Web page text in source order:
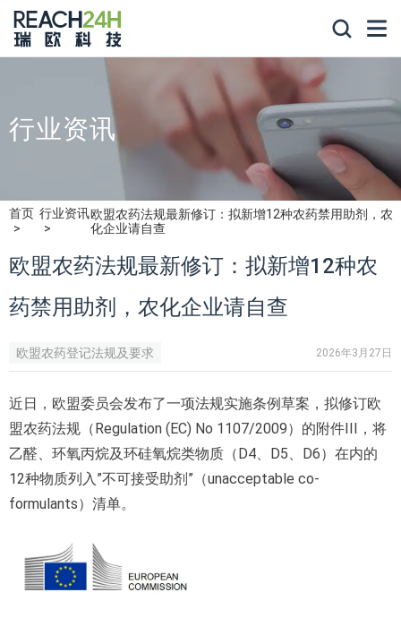
行业资讯
首页 行业资讯欧盟农药法规最新修订：拟新增12种农药禁用助剂，农
化企业请自查
欧盟农药法规最新修订：拟新增12种农
药禁用助剂，农化企业请自查
欧盟农药登记法规及要求 2026年3月27日
近日，欧盟委员会发布了一项法规实施条例草案，拟修订欧
盟农药法规（Regulation (EC) No 1107/2009）的附件III，将
乙醛、环氧丙烷及环硅氧烷类物质（D4、D5、D6）在内的
12种物质列入”不可接受助剂”（unacceptable co-
formulants）清单。